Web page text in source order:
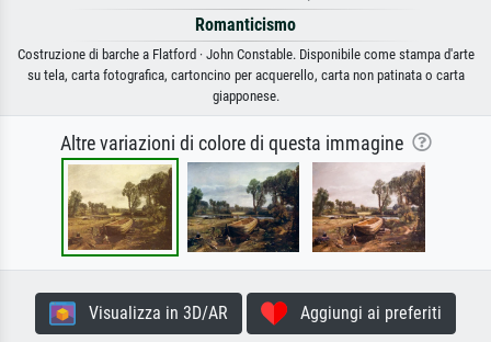
Romanticismo
Costruzione di barche a Flatford · John Constable. Disponibile come stampa d'arte
su tela, carta fotografica, cartoncino per acquerello, carta non patinata o carta
giapponese.
Altre variazioni di colore di questa immagine
Visualizza in 3D/AR Aggiungi ai preferiti